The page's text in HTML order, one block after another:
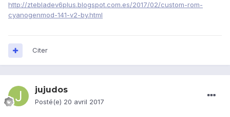
http://ztebladev6plus.blogspot.com.es/2017/02/custom-rom-
cyanogenmod-141-v2-by.html
Citer
jujudos
Posté(e) 20 avril 2017